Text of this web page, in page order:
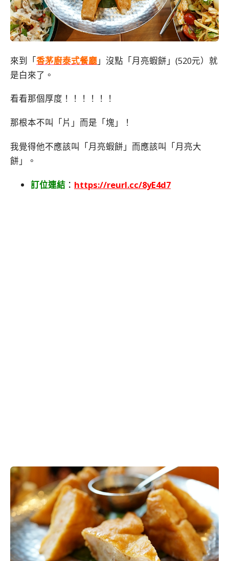
來到「香茅廚泰式餐廳」沒點「月亮蝦餅」(520元）就
是白來了。
看看那個厚度！！！！！！
那根本不叫「片」而是「塊」！
我覺得他不應該叫「月亮蝦餅」而應該叫「月亮大
餅」。
訂位連結 ： https://reurl.cc/8yE4d7